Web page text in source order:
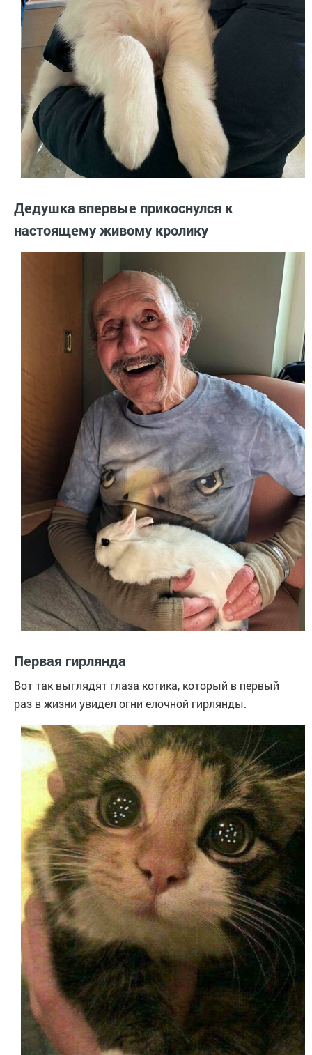
Дедушка впервые прикоснулся к
настоящему живому кролику
Первая гирлянда
Вот так выглядят глаза котика, который в первый
раз в жизни увидел огни елочной гирлянды.